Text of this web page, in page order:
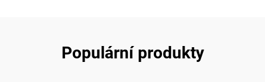
Populární produkty